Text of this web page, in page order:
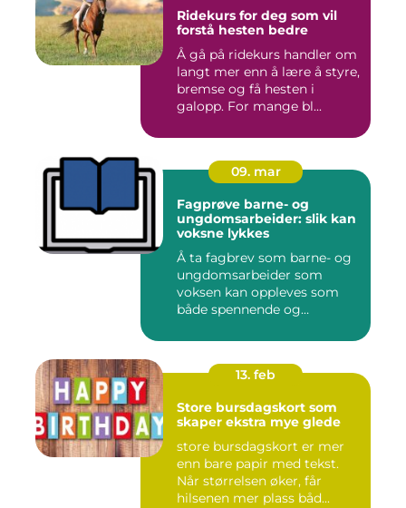
Ridekurs for deg som vil
forstå hesten bedre
Å gå på ridekurs handler om
langt mer enn å lære å styre,
bremse og få hesten i
galopp. For mange bl...
09. mar
Fagprøve barne- og
ungdomsarbeider: slik kan
voksne lykkes
Å ta fagbrev som barne- og
ungdomsarbeider som
voksen kan oppleves som
både spennende og
13. feb
Store bursdagskort som
skaper ekstra mye glede
store bursdagskort er mer
enn bare papir med tekst.
Når størrelsen øker, får
hilsenen mer plass båd...